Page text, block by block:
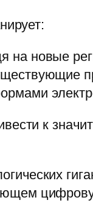
на новые
к